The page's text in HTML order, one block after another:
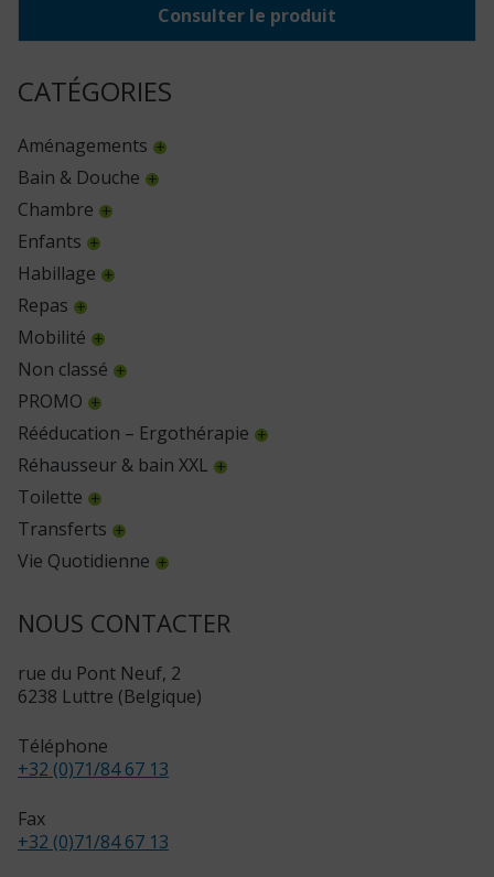
CATÉGORIES
Aménagements
Bain & Douche
Chambre
Enfants
Habillage
Repas
Mobilité
Non classé
PROMO
Rééducation – Ergothérapie
Réhausseur & bain XXL
Toilette
Transferts
Vie Quotidienne
NOUS CONTACTER
rue du Pont Neuf, 2
6238 Luttre (Belgique)
Téléphone
+32 (0)71/84 67 13
Fax
+32 (0)71/84 67 13
Consulter le produit